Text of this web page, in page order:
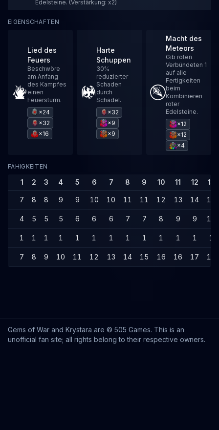
Edelsteine. (Verstärkung: x2)
EIGENSCHAFTEN
Lied des
Feuers
Beschwöre
am Anfang
des Kampfes
einen
Feuersturm.
×24
×32
×16
Harte
Schuppen
30%
reduzierter
Schaden
durch
Schädel.
×32
×9
×9
Macht des
Meteors
Gib roten
Verbündeten 1
auf alle
Fertigkeiten
beim
Kombinieren
roter
Edelsteine.
×12
×12
×4
FÄHIGKEITEN
1 2 3 4 5 6 7 8 9 10 11 12 13
7 8 8 9 9 10 10 11 11 12 13 14 14
4 5 5 5 6 6 6 7 7 8 9 9 10
1 1 1 1 1 1 1 1 1 1 1 1 1
7 8 9 10 11 12 13 14 15 16 16 17 18
Gems of War and Krystara are © 505 Games. This is an
unofficial fan site; all rights belong to their respective owners.